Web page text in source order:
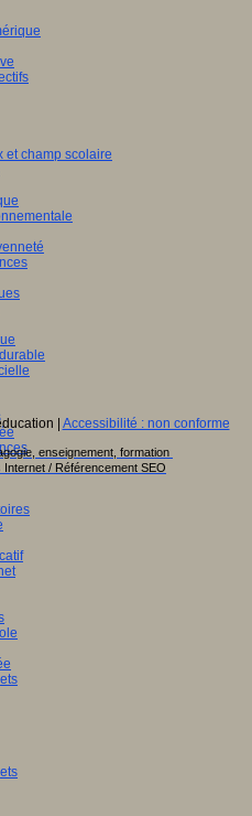
et champ scolaire
| Accessibilité : non conforme
enseignement, formation
/ Référencement SEO